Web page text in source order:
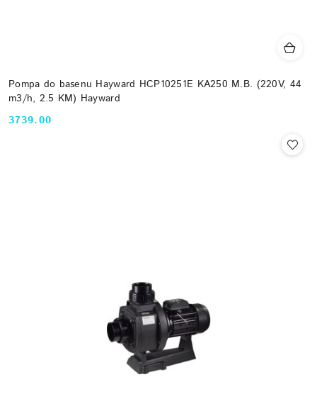
Pompa do basenu Hayward HCP10251E KA250 M.B. (220V, 44
m3/h, 2.5 KM) Hayward
Cena:
3739.00